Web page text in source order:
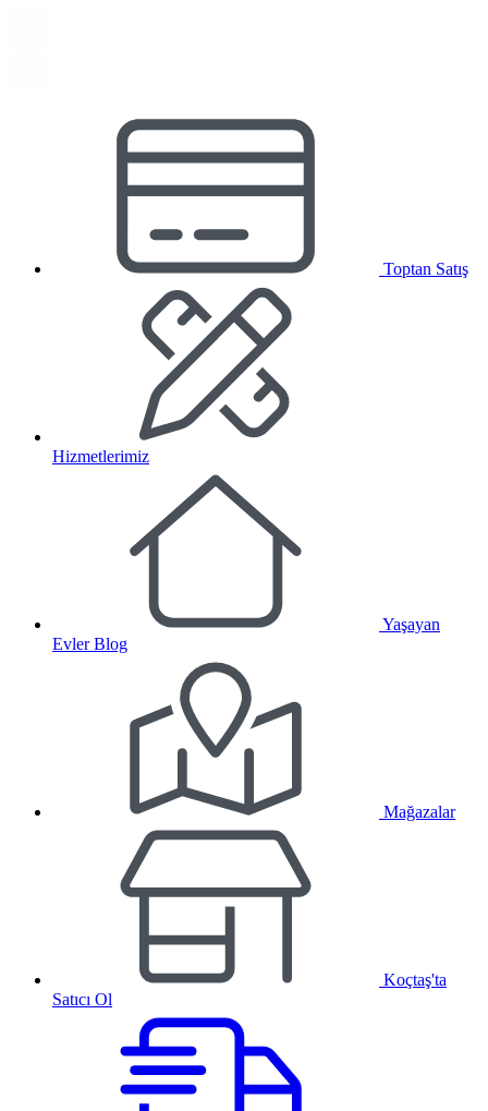
Toptan Satış
Hizmetlerimiz
Yaşayan
Evler Blog
Mağazalar
Koçtaş'ta
Satıcı Ol